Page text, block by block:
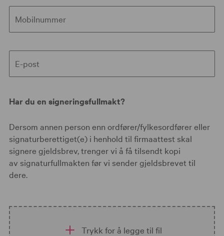
Mobilnummer
E-post
Har du en signeringsfullmakt?
Dersom annen person enn ordfører/fylkesordfører eller
signaturberettiget(e) i henhold til firmaattest skal
signere gjeldsbrev, trenger vi å få tilsendt kopi
av signaturfullmakten før vi sender gjeldsbrevet til
dere.
Trykk for å legge til fil